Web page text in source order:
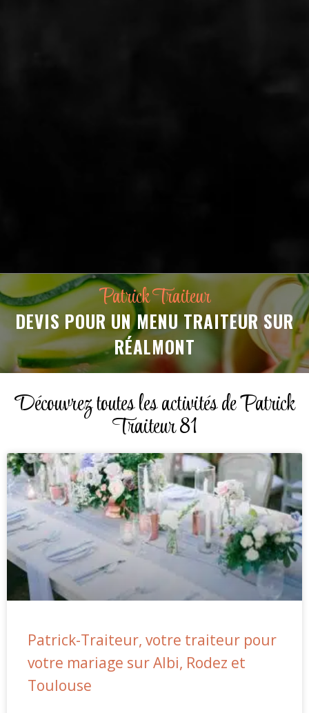
Patrick Traiteur
DEVIS POUR UN MENU TRAITEUR SUR
RÉALMONT
Découvrez toutes les activités de Patrick
Traiteur 81
Patrick-Traiteur, votre traiteur pour
votre mariage sur Albi, Rodez et
Toulouse